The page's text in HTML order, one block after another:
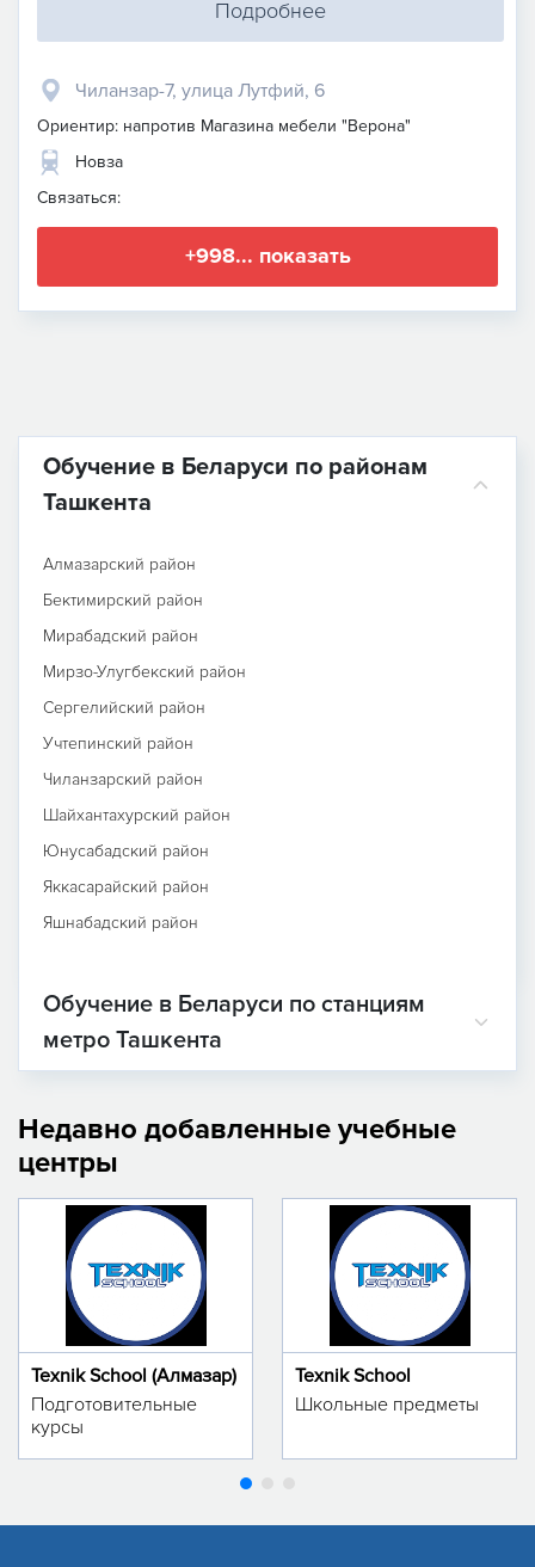
Подробнее
Чиланзар-7, улица Лутфий, 6
Ориентир: напротив Магазина мебели "Верона"
Новза
Связаться:
+998... показать
Обучение в Беларуси по районам
Ташкента
Алмазарский район
Бектимирский район
Мирабадский район
Мирзо-Улугбекский район
Сергелийский район
Учтепинский район
Чиланзарский район
Шайхантахурский район
Юнусабадский район
Яккасарайский район
Яшнабадский район
Обучение в Беларуси по станциям
метро Ташкента
Недавно добавленные учебные
центры
Texnik School (Алмазар)
Подготовительные
курсы
Texnik School
Школьные предметы